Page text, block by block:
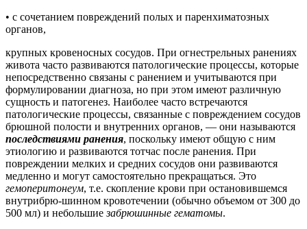
• с сочетанием повреждений полых и паренхиматозных
органов,
крупных кровеносных сосудов. При огнестрельных ранениях
живота часто развиваются патологические процессы, которые
непосредственно связаны с ранением и учитываются при
формулировании диагноза, но при этом имеют различную
сущность и патогенез. Наиболее часто встречаются
патологические процессы, связанные с повреждением сосудов
брюшной полости и внутренних органов, — они называются
последствиями ранения, поскольку имеют общую с ним
этиологию и развиваются тотчас после ранения. При
повреждении мелких и средних сосудов они развиваются
медленно и могут самостоятельно прекращаться. Это
гемоперитонеум, т.е. скопление крови при остановившемся
внутрибрю-шинном кровотечении (обычно объемом от 300 до
500 мл) и небольшиезабрюшинные гематомы.